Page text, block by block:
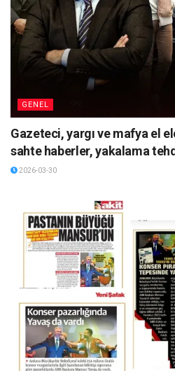
GENEL
Gazeteci, yargı ve mafya el
sahte haberler, yakalama
2026-03-30